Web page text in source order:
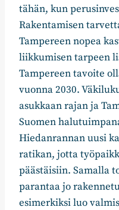
tähän, kun
Rakentamisen
Tampereen nopea
liikkumisen tarpeen
Tampereen tavoite
vuonna 2030.
asukkaan rajan ja
Suomen
Hiedanrannan uusi
ratikan, jotta
päästäisiin. Samalla
parantaa jo
esimerkiksi luo